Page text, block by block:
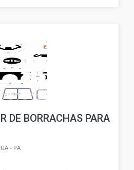
DE BORRACHAS PARA
- PA